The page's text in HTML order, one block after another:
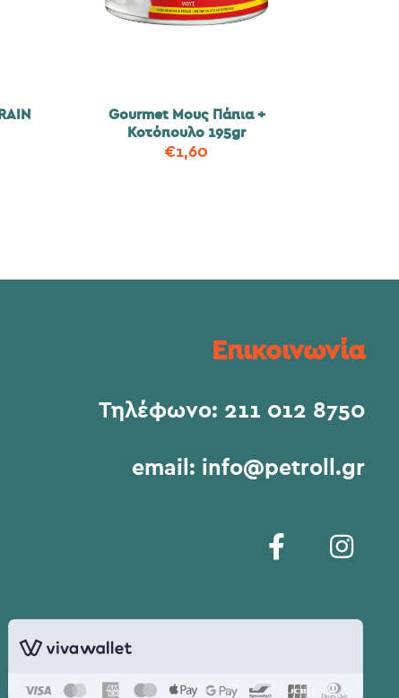
Gourmet Μους Πάπια +
Κοτόπουλο 195gr
€1,60
Επικοινωνία
Τηλέφωνο: 211 012 8750
email: info@petroll.gr